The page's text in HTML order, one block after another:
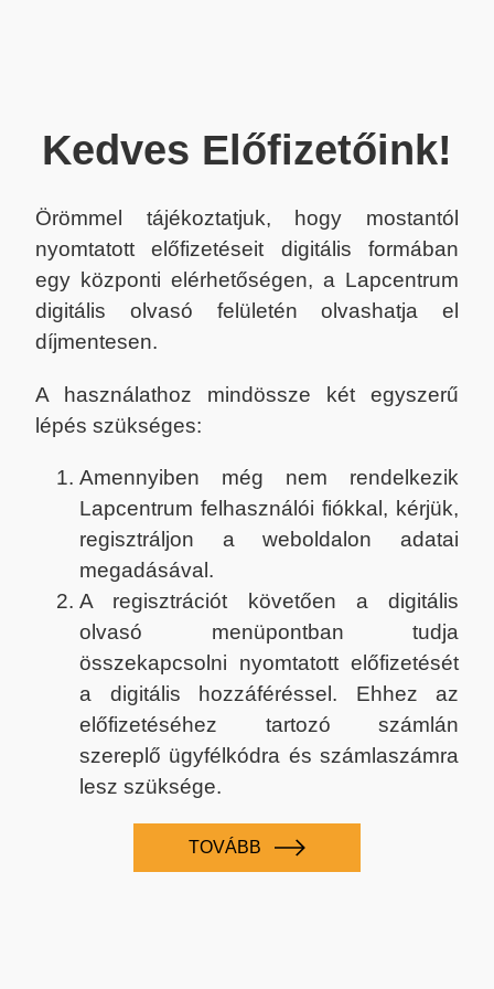
Kedves Előfizetőink!
Örömmel tájékoztatjuk, hogy mostantól
nyomtatott előfizetéseit digitális formában
egy központi elérhetőségen, a Lapcentrum
digitális olvasó felületén olvashatja el
díjmentesen.
A használathoz mindössze két egyszerű
lépés szükséges:
Amennyiben még nem rendelkezik
Lapcentrum felhasználói fiókkal, kérjük,
regisztráljon a weboldalon adatai
megadásával.
A regisztrációt követően a digitális
olvasó menüpontban tudja
összekapcsolni nyomtatott előfizetését
a digitális hozzáféréssel. Ehhez az
előfizetéséhez tartozó számlán
szereplő ügyfélkódra és számlaszámra
lesz szüksége.
TOVÁBB